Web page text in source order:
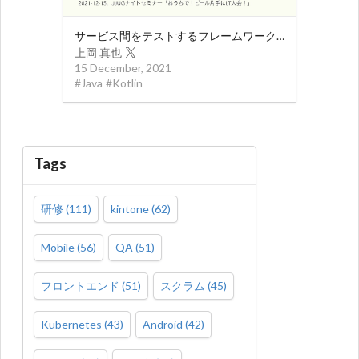
サービス間をテストするフレームワーク集
上岡 真也
15 December, 2021
#Java #Kotlin
Tags
研修 (111) kintone(62)
Mobile(56) QA (51)
フロントエンド (51) スクラム (45)
Kubernetes (43) Android (42)